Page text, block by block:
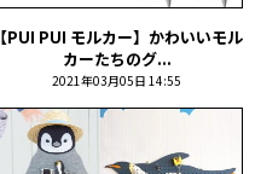
【PUI PUI モルカー】かわいいモル
カーたちのグ...
2021年03月05日 14:55